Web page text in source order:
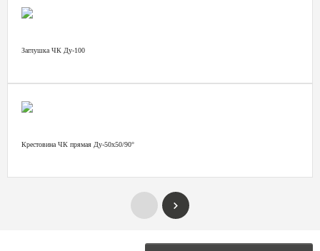
Заглушка ЧК Ду-100
Крестовина ЧК прямая Ду-50х50/90°